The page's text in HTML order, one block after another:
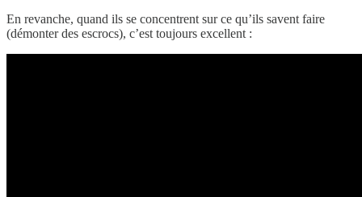
En revanche, quand ils se concentrent sur ce qu’ils savent faire
(démonter des escrocs), c’est toujours excellent :